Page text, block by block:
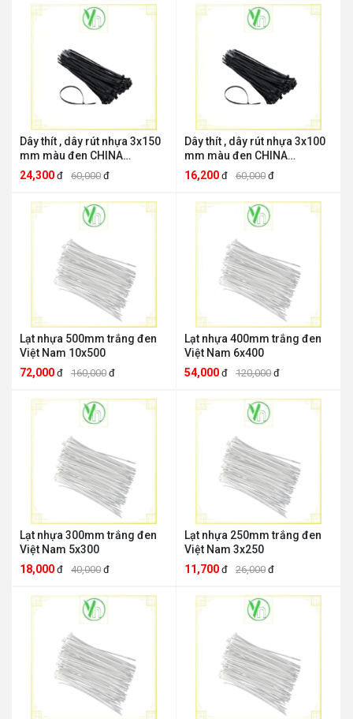
Dây thít , dây rút nhựa 3x150
mm màu đen CHINA
thit15den
24,300 đ 60,000 đ
Dây thít , dây rút nhựa 3x100
mm màu đen CHINA
thit100den
16,200 đ 60,000 đ
Lạt nhựa 500mm trắng đen
Việt Nam 10x500
72,000 đ 160,000 đ
Lạt nhựa 400mm trắng đen
Việt Nam 6x400
54,000 đ 120,000 đ
Lạt nhựa 300mm trắng đen
Việt Nam 5x300
18,000 đ 40,000 đ
Lạt nhựa 250mm trắng đen
Việt Nam 3x250
11,700 đ 26,000 đ